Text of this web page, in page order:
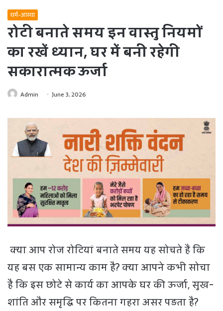
धर्म-आस्था
रोटी बनाते समय इन वास्तु नियमों
का रखें ध्यान, घर में बनी रहेगी
सकारात्मक ऊर्जा
Admin June 3, 2026
क्या आप रोज रोटियां बनाते समय यह सोचते हैं कि
यह बस एक सामान्य काम है? क्या आपने कभी सोचा
है कि इस छोटे से कार्य का आपके घर की ऊर्जा, सुख-
शांति और समृद्धि पर कितना गहरा असर पड़ता है?